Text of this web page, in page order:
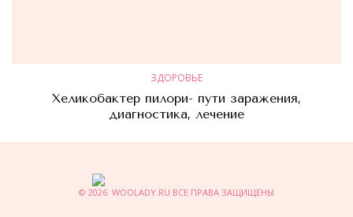
ЗДОРОВЬЕ
Хеликобактер пилори- пути заражения,
диагностика, лечение
© 2026. WOOLADY.RU ВСЕ ПРАВА ЗАЩИЩЕНЫ